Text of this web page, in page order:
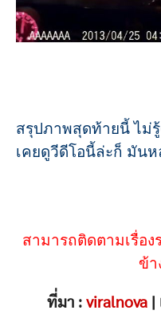
สรุปภาพสุดท้ายนี้ ไม่
เคยดูวีดีโอนี้ล่ะก็ มันห
สามารถติดตามเรื่อง
ข้า
ที่มา : viralnova|